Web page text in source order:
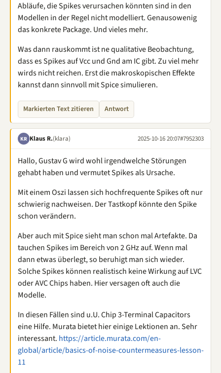
Abläufe, die Spikes verursachen könnten sind in den
Modellen in der Regel nicht modelliert. Genausowenig
das konkrete Package. Und vieles mehr.
Was dann rauskommt ist ne qualitative Beobachtung,
dass es Spikes auf Vcc und Gnd am IC gibt. Zu viel mehr
wirds nicht reichen. Erst die makroskopischen Effekte
kannst dann sinnvoll mit Spice simulieren.
Markierten Text zitieren Antwort
KR Klaus R.(klara) 2025-10-16 20:07#7952303
Hallo, Gustav G wird wohl irgendwelche Störungen
gehabt haben und vermutet Spikes als Ursache.
Mit einem Oszi lassen sich hochfrequente Spikes oft nur
schwierig nachweisen. Der Tastkopf könnte den Spike
schon verändern.
Aber auch mit Spice sieht man schon mal Artefakte. Da
tauchen Spikes im Bereich von 2 GHz auf. Wenn mal
dann etwas überlegt, so beruhigt man sich wieder.
Solche Spikes können realistisch keine Wirkung auf LVC
oder AVC Chips haben. Hier versagen oft auch die
Modelle.
In diesen Fällen sind u.U. Chip 3-Terminal Capacitors
eine Hilfe. Murata bietet hier einige Lektionen an. Sehr
interessant. https://article.murata.com/en-
global/article/basics-of-noise-countermeasures-lesson-
11